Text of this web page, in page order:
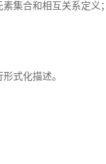
集合和相互关系定义；
式化描述。